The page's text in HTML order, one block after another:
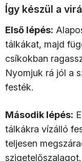
Így készül a
Első lépés:
tálkákat, majd
csíkokban
Nyomjuk rá jól a
festék.
Második lépés:
tálkákra vízálló
teljesen
szigetelőszalagot.